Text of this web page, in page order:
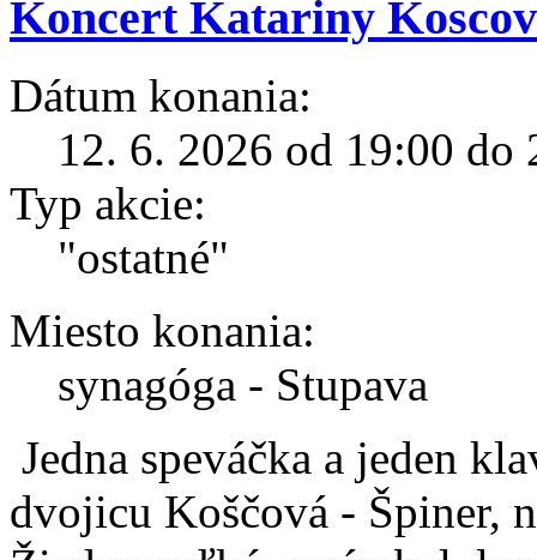
Koncert Katariny
Dátum konania:
12. 6. 2026 od 19:00 do
Typ akcie:
"ostatné"
Miesto konania:
synagóga - Stupava
Jedna speváčka a jeden
dvojicu Koščová - Špiner,